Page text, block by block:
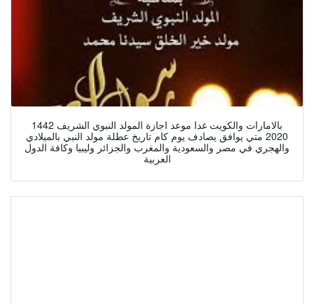
بالامارات والكويت غدا موعد اجازة المولد النبوي الشريف 1442
2020 متي يوافق يصادف يوم كام تاريخ عطلة مولد النبي بالميلادي
والهجري في مصر والسعودية والمغرب والجزائر وليبيا وكافة الدول
العربية